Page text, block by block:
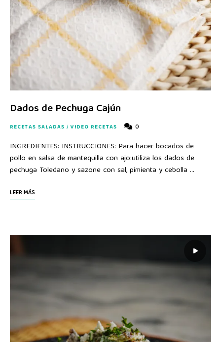
Dados de Pechuga Cajún
RECETAS SALADAS /VIDEO RECETAS 0
INGREDIENTES: INSTRUCCIONES: Para hacer bocados de
pollo en salsa de mantequilla con ajo:utiliza los dados de
pechuga Toledano y sazone con sal, pimienta y cebolla …
LEER MÁS